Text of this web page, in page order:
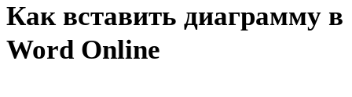
Как вставить диаграмму в
Word Online